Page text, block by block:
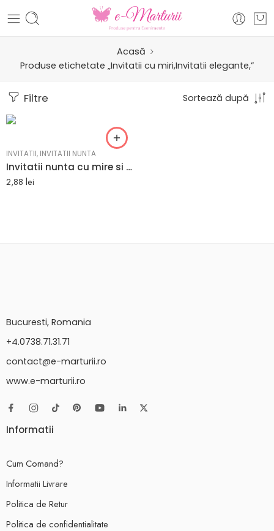
Acasă
Produse etichetate „Invitatii cu miri,Invitatii elegante,”
Filtre Sortează după
INVITATII, INVITATII NUNTA
Invitatii nunta cu mire si mireasa cu plic perosnalizat
2,88 lei
Bucuresti, Romania
+4.0738.71.31.71
contact@e-marturii.ro
www.e-marturii.ro
Informatii
Cum Comand?
Informatii Livrare
Politica de Retur
Politica de confidentialitate